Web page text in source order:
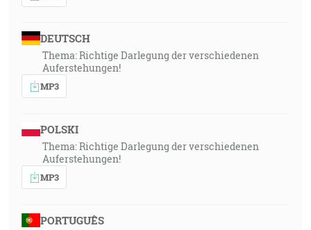
DEUTSCH
Thema: Richtige Darlegung der verschiedenen
Auferstehungen!
MP3
POLSKI
Thema: Richtige Darlegung der verschiedenen
Auferstehungen!
MP3
PORTUGUÊS